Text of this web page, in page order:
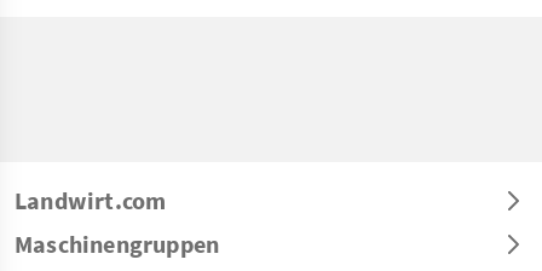
Landwirt.com
Maschinengruppen